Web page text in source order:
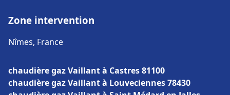
Zone intervention
Nîmes, France
chaudière gaz Vaillant à Castres 81100
chaudière gaz Vaillant à Louveciennes 78430